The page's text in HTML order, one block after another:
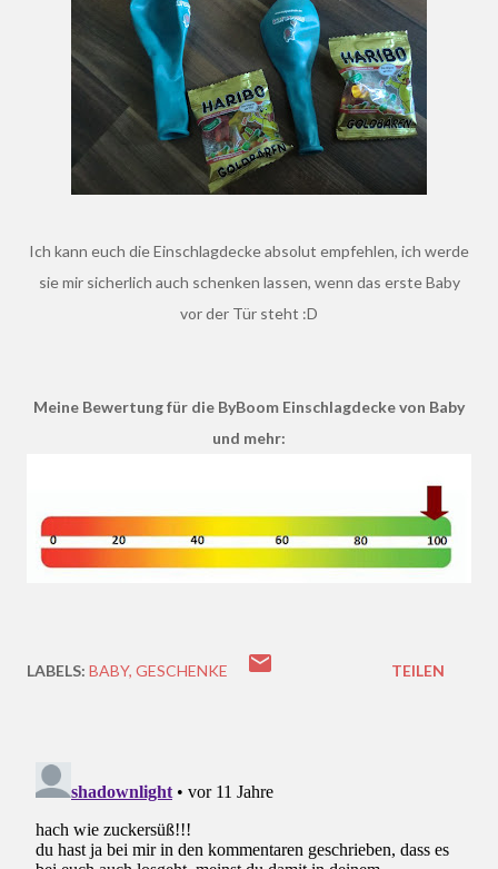
Ich kann euch die Einschlagdecke absolut empfehlen, ich werde
sie mir sicherlich auch schenken lassen, wenn das erste Baby
vor der Tür steht :D
Meine Bewertung für die ByBoom Einschlagdecke von Baby
und mehr:
LABELS: BABY GESCHENKE TEILEN